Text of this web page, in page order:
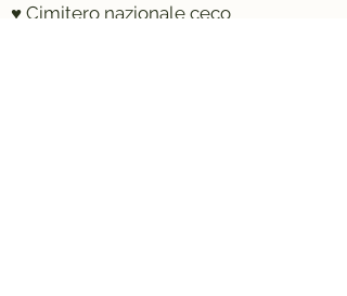
♥ Cimitero nazionale ceco